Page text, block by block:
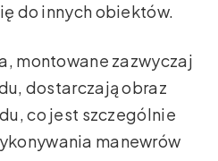
do innych obiektów.
montowane zazwyczaj
dostarczają obraz
co jest szczególnie
manewrów